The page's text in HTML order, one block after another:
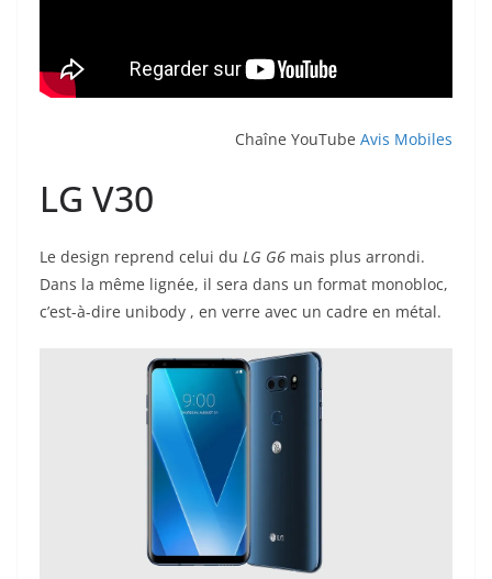
Chaîne YouTube Avis Mobiles
LG V30
Le design reprend celui du LG G6 mais plus arrondi.
Dans la même lignée, il sera dans un format monobloc,
c’est-à-dire unibody , en verre avec un cadre en métal.